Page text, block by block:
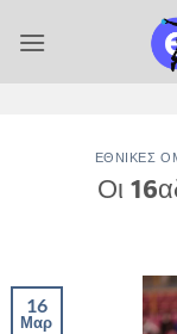
στο
ΕΘΝΙΚΈΣ
Οι
16
Μαρ